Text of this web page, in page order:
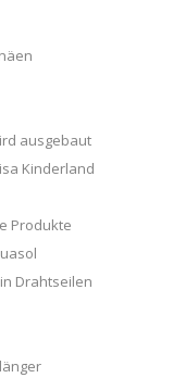
ausgebaut
Kinderland
Produkte
Drahtseilen